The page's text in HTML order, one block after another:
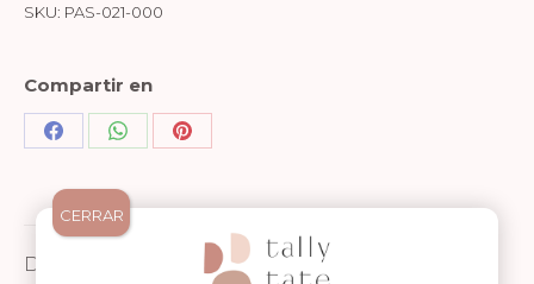
SKU: PAS-021-000
Compartir en
Share
Facebook
Share
WhatsApp
Share
Descripción
CERRAR